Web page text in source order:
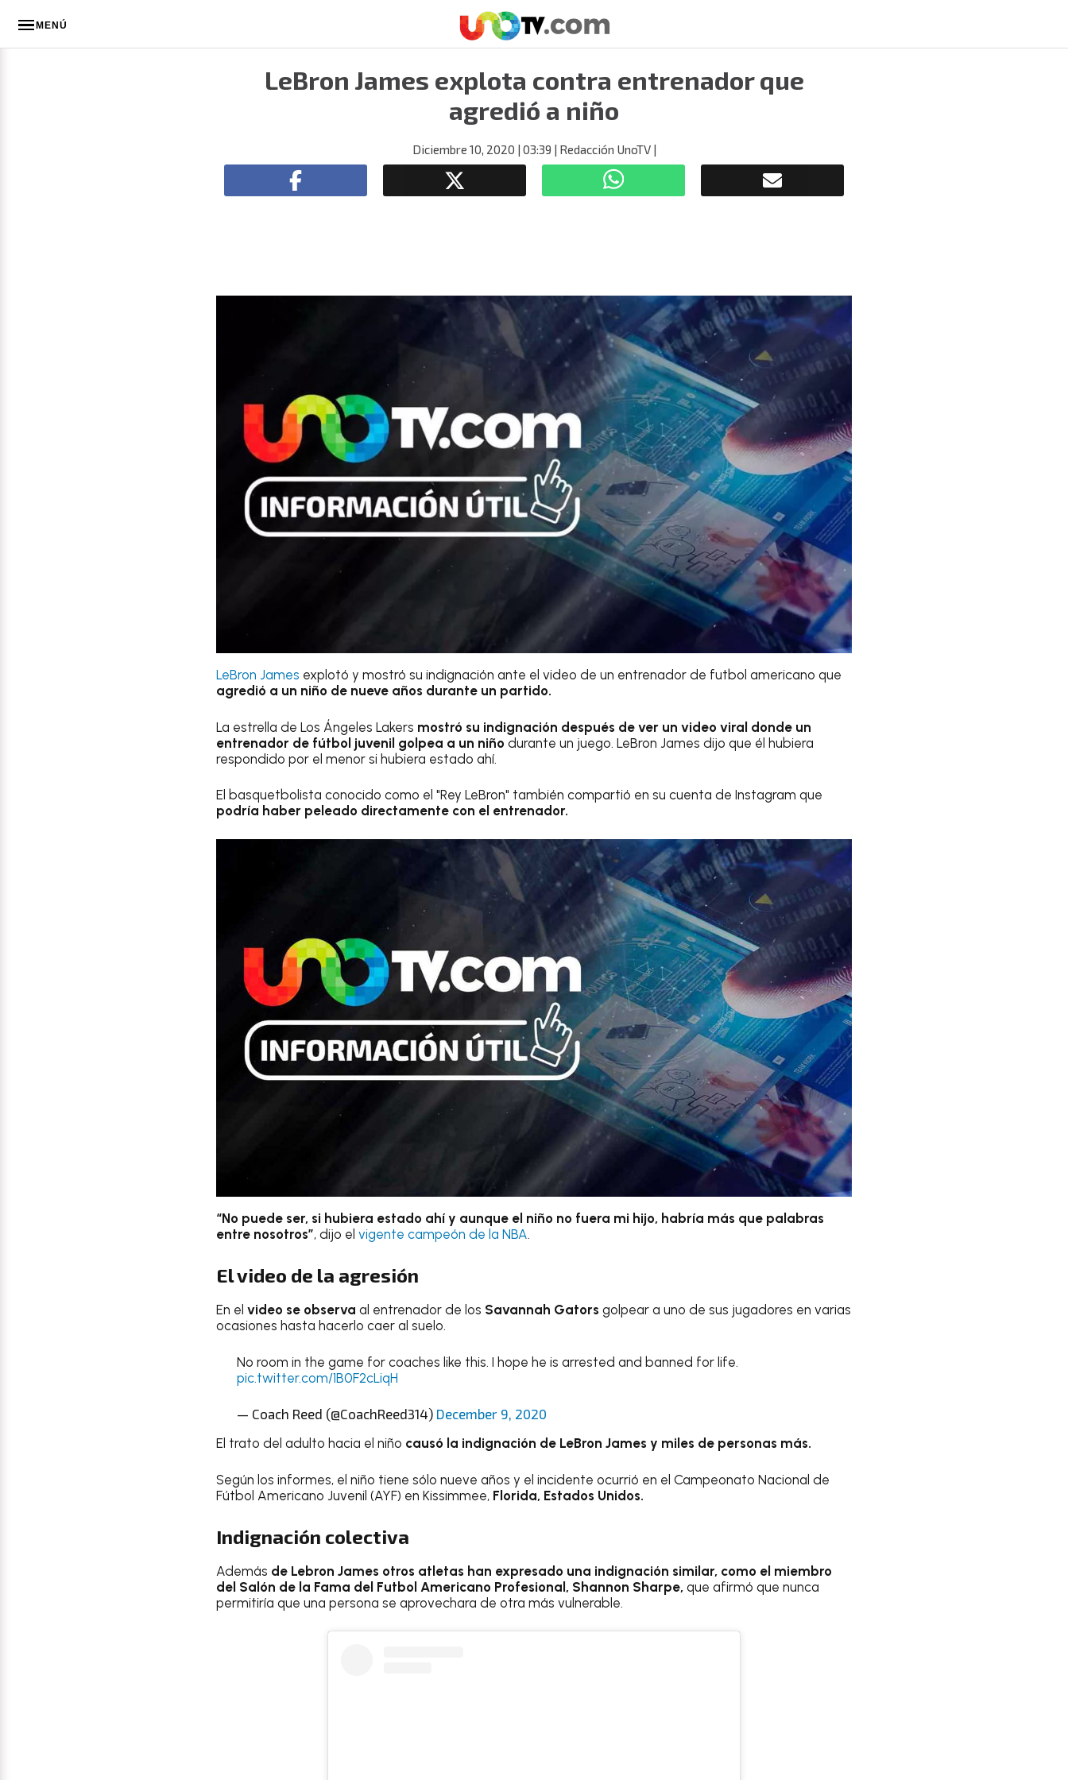
MENÚ
LeBron James explota contra entrenador que
agredió a niño
Diciembre 10, 2020 | 03:39 | Redacción UnoTV|
LeBron James explotó y mostró su indignación ante el video de un entrenador de futbol americano que
agredió a un niño de nueve años durante un partido.
La estrella de Los Ángeles Lakers mostró su indignación después de ver un video viral donde un
entrenador de fútbol juvenil golpea a un niño durante un juego. LeBron James dijo que él hubiera
respondido por el menor si hubiera estado ahí.
El basquetbolista conocido como el "Rey LeBron" también compartió en su cuenta de Instagram que
podría haber peleado directamente con el entrenador.
“No puede ser, si hubiera estado ahí y aunque el niño no fuera mi hijo, habría más que palabras
entre nosotros”, dijo el vigente campeón de la NBA.
El video de la agresión
En el video se observa al entrenador de los Savannah Gators golpear a uno de sus jugadores en varias
ocasiones hasta hacerlo caer al suelo.
No room in the game for coaches like this. I hope he is arrested and banned for life.
pic.twitter.com/1B0F2cLiqH
— Coach Reed (@CoachReed314) December 9, 2020
El trato del adulto hacia el niño causó la indignación de LeBron James y miles de personas más.
Según los informes, el niño tiene sólo nueve años y el incidente ocurrió en el Campeonato Nacional de
Fútbol Americano Juvenil (AYF) en Kissimmee, Florida, Estados Unidos.
Indignación colectiva
Además de Lebron James otros atletas han expresado una indignación similar, como el miembro
del Salón de la Fama del Futbol Americano Profesional, Shannon Sharpe, que afirmó que nunca
permitiría que una persona se aprovechara de otra más vulnerable.